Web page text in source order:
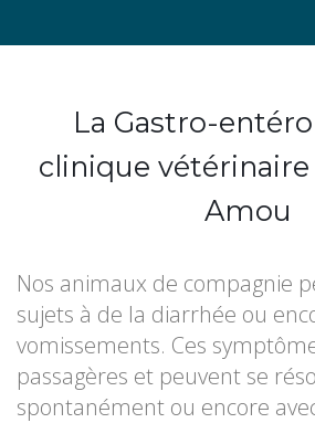
La Gastro-
clinique vétérinaire
Amou
Nos animaux de compagnie
sujets à de la diarrhée ou
vomissements. Ces
passagères et peuvent se
spontanément ou encore